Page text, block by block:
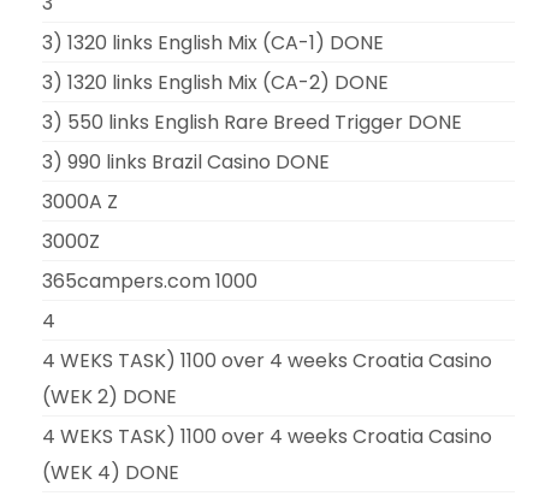
3) 1320 links English Mix (CA-1) DONE
3) 1320 links English Mix (CA-2) DONE
3) 550 links English Rare Breed Trigger DONE
3) 990 links Brazil Casino DONE
3000A Z
3000Z
365campers.com 1000
4
4 WEKS TASK) 1100 over 4 weeks Croatia Casino
(WEK 2) DONE
4 WEKS TASK) 1100 over 4 weeks Croatia Casino
(WEK 4) DONE